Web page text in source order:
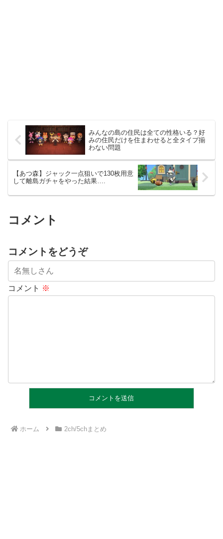
みんなの島の住民は全ての性格いる？好
みの住民だけを住まわせると全タイプ揃
わない問題
【あつ森】ジャック一点狙いで130枚用意
して離島ガチャをやった結果….
コメント
コメントをどうぞ
コメント ※
ホーム 2ch/5chまとめ